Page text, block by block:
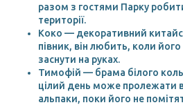
разом з гостями Парку
території.
Коко — декоративний
півник, він любить, коли
заснути на руках.
Тимофій — брама білого
цілий день може пролежати в
альпаки, поки його не